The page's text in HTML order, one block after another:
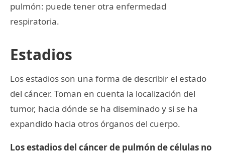
pulmón: puede tener otra enfermedad
respiratoria.
Estadios
Los estadios son una forma de describir el estado
del cáncer. Toman en cuenta la localización del
tumor, hacia dónde se ha diseminado y si se ha
expandido hacia otros órganos del cuerpo.
Los estadios del cáncer de pulmón de células no